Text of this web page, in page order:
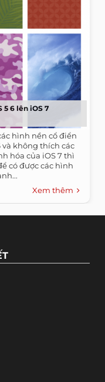
5 6 lên iOS 7
hình nền cổ điển
và không thích các
hóa của iOS 7 thì
có được các hình
Xem thêm